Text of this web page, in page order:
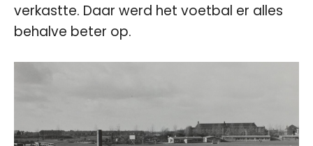
verkastte. Daar werd het voetbal er alles
behalve beter op.